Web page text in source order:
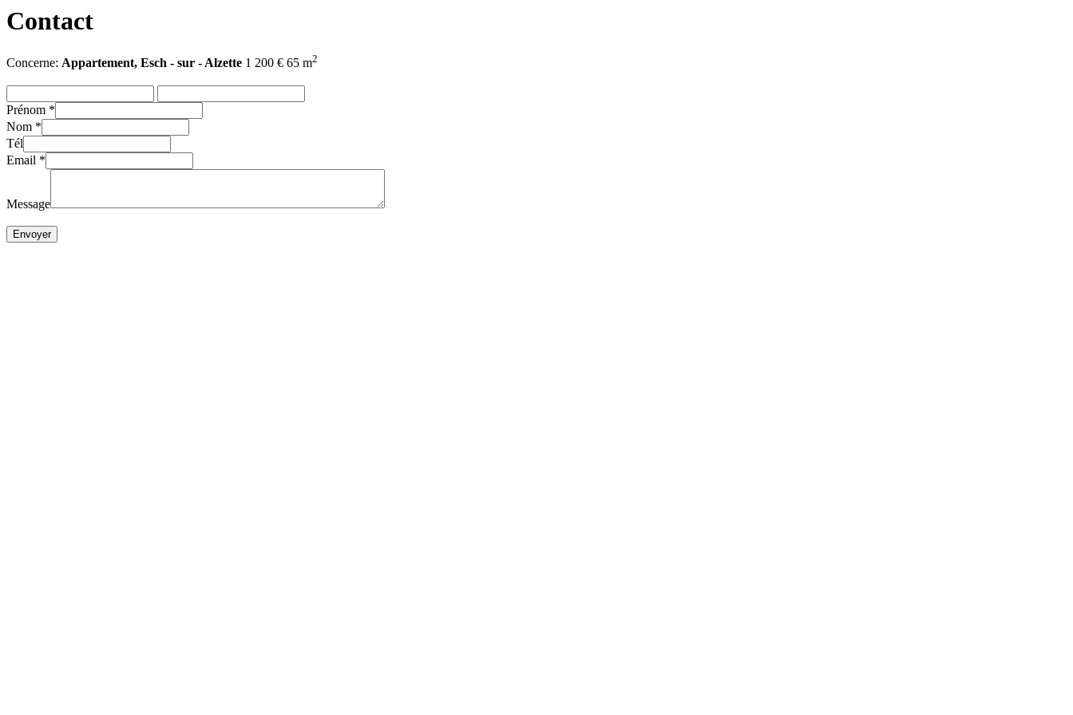
Contact
Concerne: Appartement, Esch - sur - Alzette 1 200 € 65 m2
Prénom *
Nom *
Tél
Email *
Message